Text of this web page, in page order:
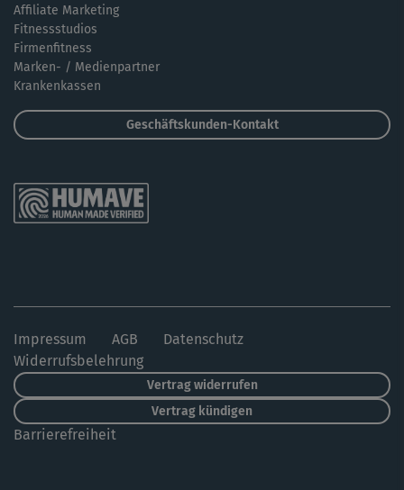
Affiliate Marketing
Fitnessstudios
Firmenfitness
Marken- / Medienpartner
Krankenkassen
Geschäftskunden-Kontakt
Impressum AGB
Datenschutz
Widerrufsbelehrung
Vertrag widerrufen
Vertrag kündigen
Barrierefreiheit